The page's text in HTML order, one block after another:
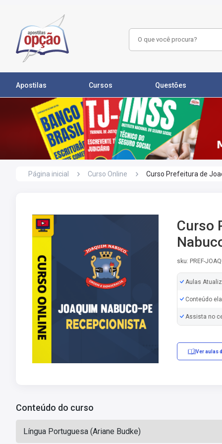
Apostilas Cursos Questões
Página inicial Curso Online Curso Prefeitura de
Curso
sku: PREF-
Aulas
Conteúdo
Assista no
Ver aulas
Conteúdo do curso
Língua Portuguesa (Ariane Budke)